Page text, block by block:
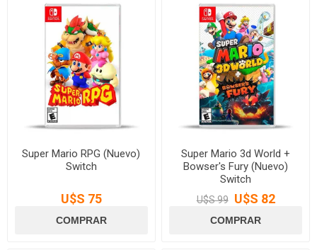
Super Mario RPG (Nuevo)
Switch
U$S 75
Super Mario 3d World +
Bowser's Fury (Nuevo)
Switch
U$S 99 U$S 82